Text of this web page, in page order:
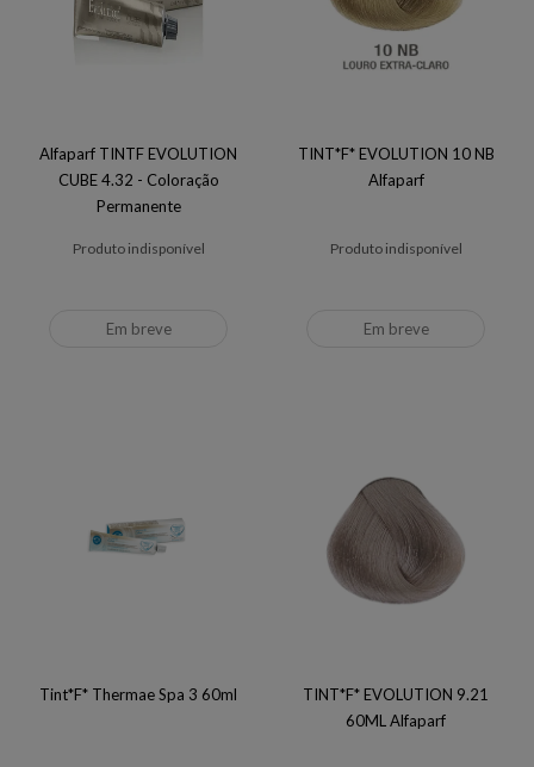
Alfaparf TINTF EVOLUTION
CUBE 4.32 - Coloração
Permanente
Produto indisponível
Em breve
TINT*F* EVOLUTION 10 NB
Alfaparf
Produto indisponível
Em breve
Tint*F* Thermae Spa 3 60ml
TINT*F* EVOLUTION 9.21
60ML Alfaparf